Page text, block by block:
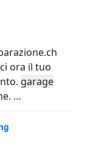
ora il tuo
garage
…